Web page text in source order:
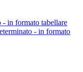
- in formato tabellare
- in formato